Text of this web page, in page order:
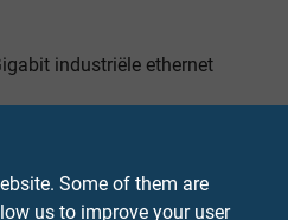
Some of them are
us to improve your user
industriële ethernet